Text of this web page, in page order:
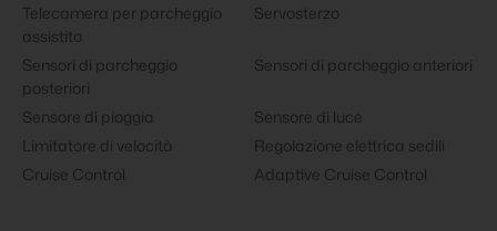
Telecamera per parcheggio
assistito
Servosterzo
Sensori di parcheggio
posteriori
Sensori di parcheggio anteriori
Sensore di pioggia
Sensore di luce
Limitatore di velocità
Regolazione elettrica sedili
Cruise Control
Adaptive Cruise Control